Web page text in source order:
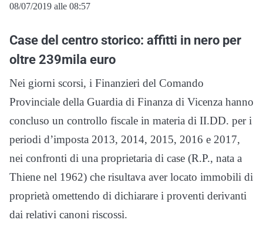
08/07/2019 alle 08:57
Case del centro storico: affitti in nero per
oltre 239mila euro
Nei giorni scorsi, i Finanzieri del Comando
Provinciale della Guardia di Finanza di Vicenza hanno
concluso un controllo fiscale in materia di II.DD. per i
periodi d’imposta 2013, 2014, 2015, 2016 e 2017,
nei confronti di una proprietaria di case (R.P., nata a
Thiene nel 1962) che risultava aver locato immobili di
proprietà omettendo di dichiarare i proventi derivanti
dai relativi canoni riscossi.